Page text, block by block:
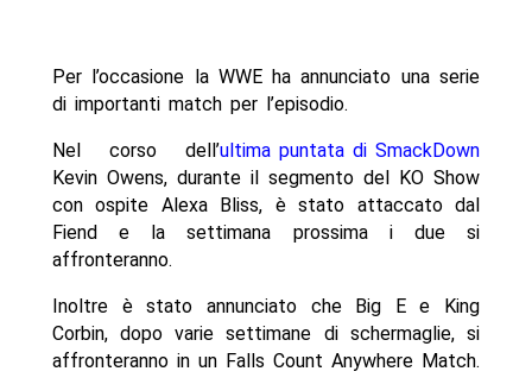
Per l’occasione la WWE ha annunciato una serie
di importanti match per l’episodio.
Nel corso dell’ultima puntata di SmackDown
Kevin Owens, durante il segmento del KO Show
con ospite Alexa Bliss, è stato attaccato dal
Fiend e la settimana prossima i due si
affronteranno.
Inoltre è stato annunciato che Big E e King
Corbin, dopo varie settimane di schermaglie, si
affronteranno in un Falls Count Anywhere Match.